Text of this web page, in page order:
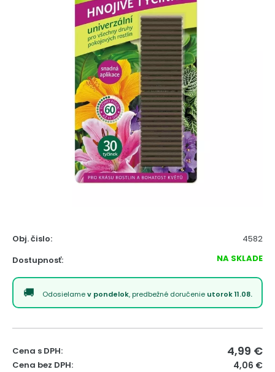
Obj. čislo:
4582
Dostupnosť:
NA SKLADE
Odosielamev pondelok, predbežné doručenie utorok 11.08.
Cena s DPH: 4,99 €
Cena bez DPH: 4,06 €